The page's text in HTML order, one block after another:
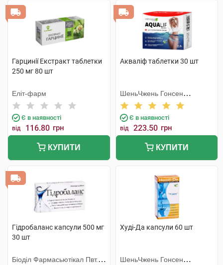
Гарцинії Екстракт таблетки
250 мг 80 шт
Еліт-фарм
Є в наявності
від 116.80 грн
КУПИТИ
Акваліф таблетки 30 шт
ШеньЧжень Гонсен
Байоледжі Індастрі Ко. Лтд
Є в наявності
від 223.50 грн
КУПИТИ
Гідробаланс капсули 500 мг
30 шт
Біоділ Фармасьютікал Пвт.
Худі-Да капсули 60 шт
ШеньЧжень Гонсен